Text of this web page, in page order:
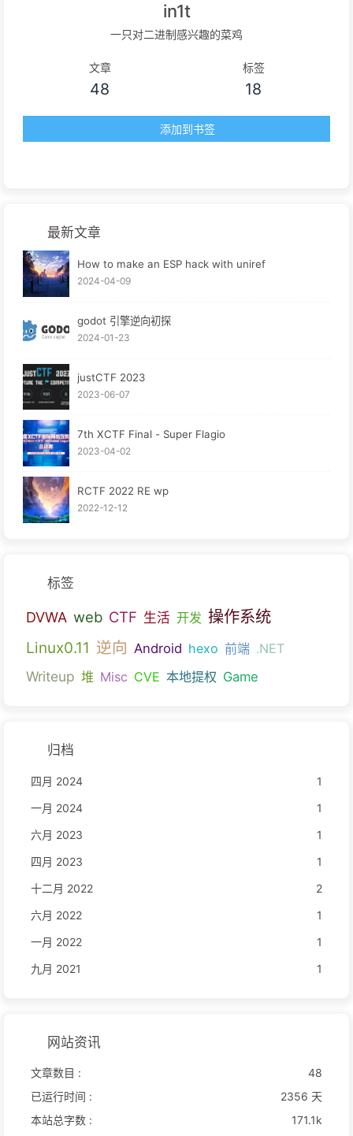
in1t
一只对二进制感兴趣的菜鸡
文章
48
标签
18
添加到书签
最新文章
How to make an ESP hack with uniref
2024-04-09
godot 引擎逆向初探
2024-01-23
justCTF 2023
2023-06-07
7th XCTF Final - Super Flagio
2023-04-02
RCTF 2022 RE wp
2022-12-12
标签
DVWA web CTF 生活 开发 操作系统
Linux0.11 逆向 Android hexo 前端 .NET
Writeup 堆 Misc CVE 本地提权 Game
归档
四月 2024
1
一月 2024
1
六月 2023
1
四月 2023
1
十二月 2022
2
六月 2022
1
一月 2022
1
九月 2021
1
网站资讯
文章数目 :
48
已运行时间 :
2356 天
本站总字数 :
171.1k